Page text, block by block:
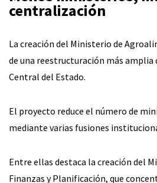
centralización
La creación del Ministerio de
de una reestructuración más amplia
Central del Estado.
El proyecto reduce el número de
mediante varias fusiones
Entre ellas destaca la creación del
Finanzas y Planificación, que